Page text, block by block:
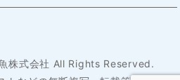
株式会社 All Rights Reserved.